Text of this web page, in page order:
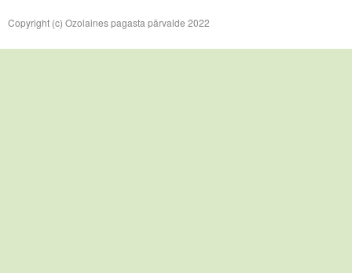
Copyright (c) Ozolaines pagasta pārvalde 2022